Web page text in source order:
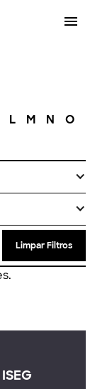
L M N O
Limpar Filtros